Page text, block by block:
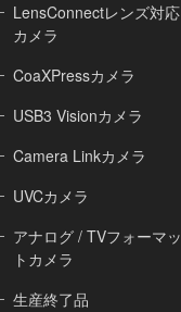
LensConnectレンズ対応
カメラ
CoaXPressカメラ
USB3 Visionカメラ
Camera Linkカメラ
UVCカメラ
アナログ / TVフォーマッ
トカメラ
生産終了品